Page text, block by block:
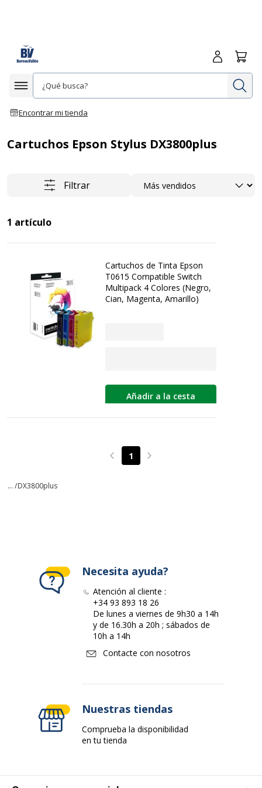
Afficher la navigation
Encontrar mi tienda
Iniciar
Cartuchos Epson Stylus DX3800plus
Filtrar Ordenar
1 artículo
Cartuchos de Tinta Epson
T0615 Compatible Switch
Multipack 4 Colores (Negro,
Cian, Magenta, Amarillo)
Añadir a la cesta
Page précédente
1 Page suivante
... /DX3800plus
Necesita ayuda?
Atención al cliente :
+34 93 893 18 26
De lunes a viernes de 9h30 a 14h
y de 16.30h a 20h ; sábados de
10h a 14h
Contacte con nosotros
Nuestras tiendas
Comprueba la disponibilidad
en tu tienda